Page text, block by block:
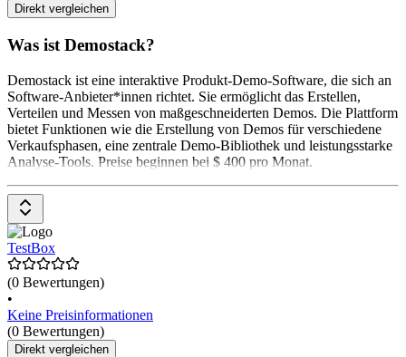
Direkt vergleichen
Was ist Demostack?
Demostack ist eine interaktive Produkt-Demo-Software, die sich an
Software-Anbieter*innen richtet. Sie ermöglicht das Erstellen,
Verteilen und Messen von maßgeschneiderten Demos. Die Plattform
bietet Funktionen wie die Erstellung von Demos für verschiedene
Verkaufsphasen, eine zentrale Demo-Bibliothek und leistungsstarke
Analyse-Tools. Preise beginnen bei $ 400 pro Monat.
TestBox
(0 Bewertungen)
•
Keine Preisinformationen
(0 Bewertungen)
Direkt vergleichen